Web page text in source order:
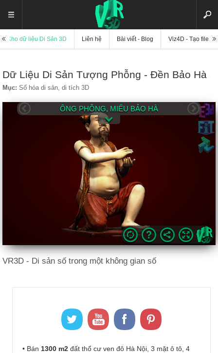
Kho dữ liệu Di Sản 3D Liên hệ Bài viết - Blog Viz4D - Tạo file
Dữ Liệu Di Sản Tượng Phỗng - Đền Bảo Hà
Mục: Số hóa di sản, di tích 3D
VR3D - Di sản số trong một không gian số
• Bán 1300 m2 đất thổ cư ven đô Hà Nội, 3 mặt ô tô, 4